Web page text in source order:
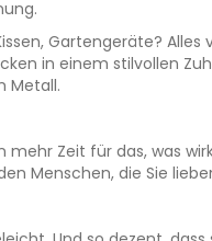
Gartengeräte? Alles
in einem stilvollen
Metall.
mehr Zeit für das, was
Menschen, die Sie